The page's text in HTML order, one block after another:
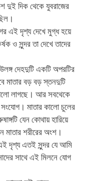
দুই দিক থেকে যুবরাজের
এই দৃশ্য দেখে মুগ্ধ হয়ে
ও সুন্দর তা দেখে তাদের
দেহদুটি একটি অপরটির
মাতার বড় বড় স্তনদুটি
লাগছে। আর সবথেকে
মাতার কালো চুলের
যেন কোথায় হারিয়ে
মাতার শরীরের অংশ।
দৃশ্য এতই সুন্দর যে আমি
সাথে এই মিলনে যোগ